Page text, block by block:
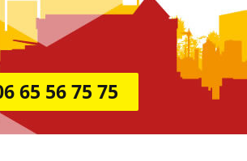
65 56 75 75